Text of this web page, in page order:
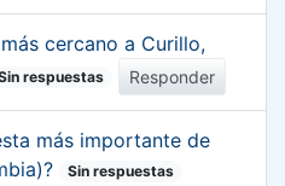
cercano a Curillo,
respuestas Responder
más importante de
Sin respuestas